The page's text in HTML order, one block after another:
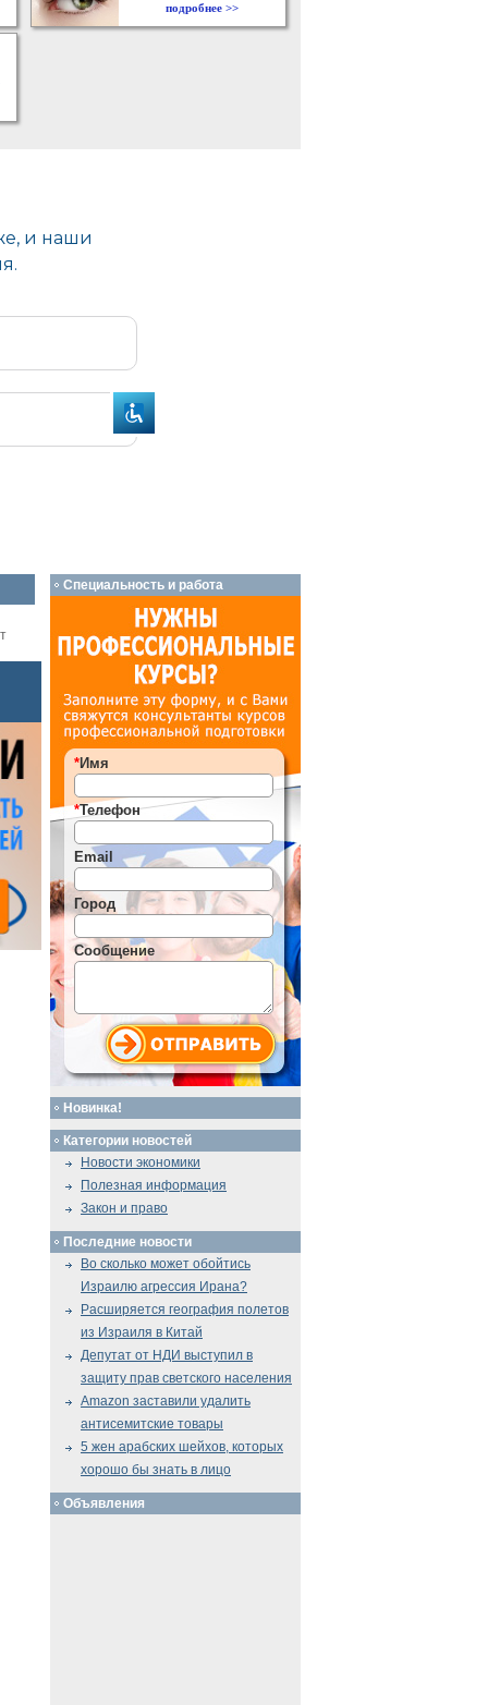
подробнее >>
Специальность и работа
*Имя
*Телефон
Email
Город
Сообщение
Новинка!
Категории новостей
Новости экономики
Полезная информация
Закон и право
Последние новости
Во сколько может обойтись
Израилю агрессия Ирана?
Расширяется география полетов
из Израиля в Китай
Депутат от НДИ выступил в
защиту прав светского населения
Amazon заставили удалить
антисемитские товары
5 жен арабских шейхов, которых
хорошо бы знать в лицо
Объявления